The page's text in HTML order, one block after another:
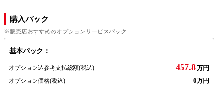
購入パック
※販売店おすすめのオプションサービスパック
基本パック：−
オプション込参考支払総額(税込) 457.8万円
オプション価格(税込) 0万円